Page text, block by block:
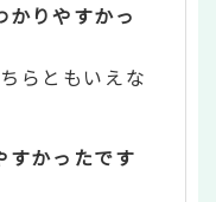
かりやすかっ
らともいえな
すかったです